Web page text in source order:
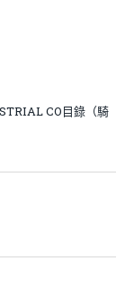
CO目錄（騎